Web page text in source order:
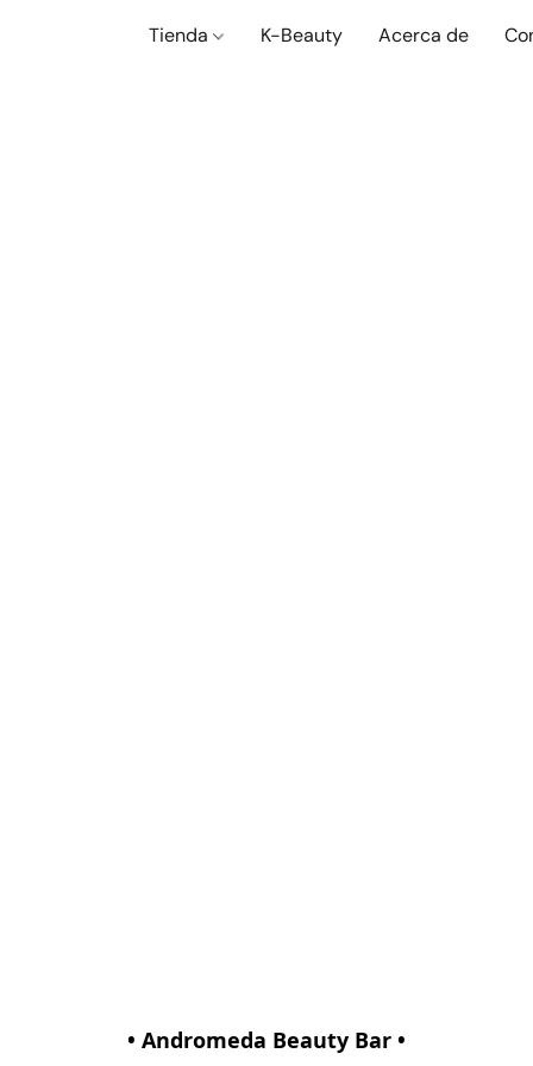
Tienda K-Beauty Acerca de
• Andromeda Beauty Bar •